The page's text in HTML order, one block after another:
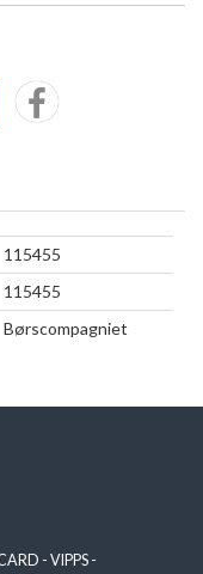
115455
115455
Børscompagniet
- VIPPS -